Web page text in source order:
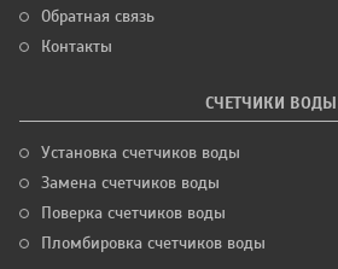
Обратная связь
Контакты
СЧЕТЧИКИ ВОДЫ
Установка счетчиков воды
Замена счетчиков воды
Поверка счетчиков воды
Пломбировка счетчиков воды